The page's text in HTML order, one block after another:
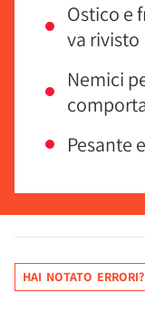
Ostico e
va rivisto
Nemici
Pesante
HAI NOTATO ERRORI?